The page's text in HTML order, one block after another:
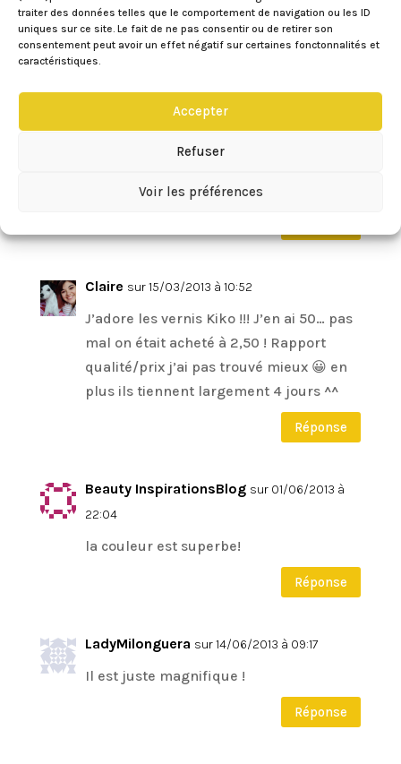
traiter des données telles que le comportement de navigation ou les ID
uniques sur ce site. Le fait de ne pas consentir ou de retirer son
consentement peut avoir un effet négatif sur certaines fonctonnalités et
caractéristiques.
Accepter
Refuser
Voir les préférences
Réponse
Oh bien vu !! Ca va faire des économies
Merci pour l’astuce !
Claire sur 15/03/2013 à 10:52
J’adore les vernis Kiko !!! J’en ai 50… pas
mal on était acheté à 2,50 ! Rapport
qualité/prix j’ai pas trouvé mieux 😀 en
plus ils tiennent largement 4 jours ^^
Réponse
Beauty InspirationsBlog sur 01/06/2013 à
22:04
la couleur est superbe!
Réponse
LadyMilonguera sur 14/06/2013 à 09:17
Il est juste magnifique !
Réponse